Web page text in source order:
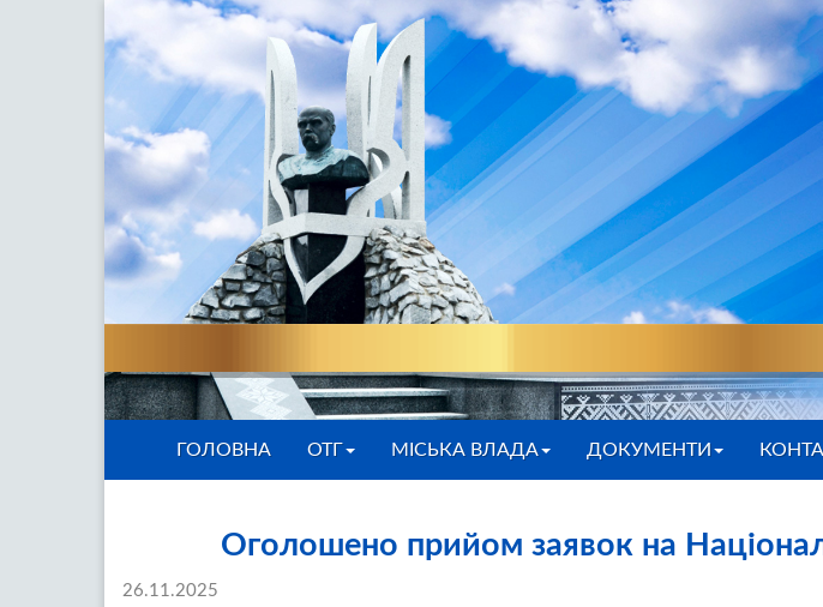
ГОЛОВНА ОТГ МІСЬКА ВЛАДА ДОКУМЕНТИ
Оголошено прийом заявок на
26.11.2025